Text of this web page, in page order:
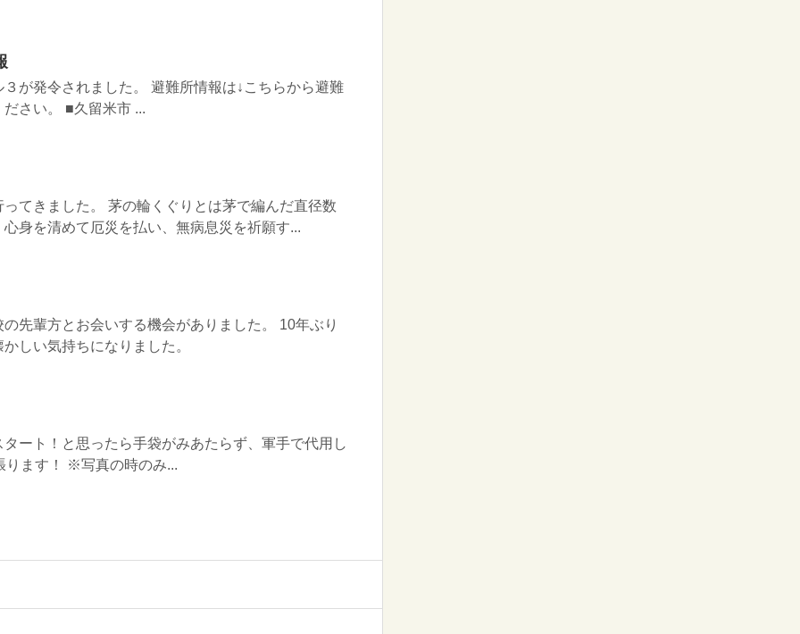
が発令されました。 避難所情報は↓こちらから避難
さい。 ■久留米市 ...
てきました。 茅の輪くぐりとは茅で編んだ直径数
身を清めて厄災を払い、無病息災を祈願す...
先輩方とお会いする機会がありました。 10年ぶり
しい気持ちになりました。
ート！と思ったら手袋がみあたらず、軍手で代用し
ります！ ※写真の時のみ...